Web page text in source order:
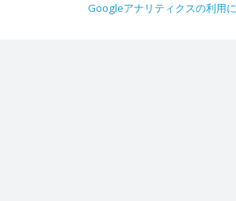
Googleアナリティクスの利用